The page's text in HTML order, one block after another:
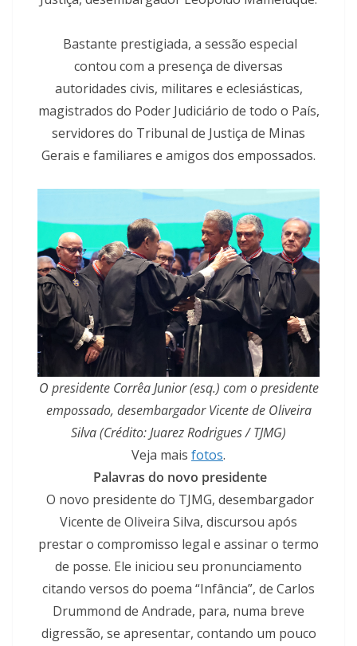
Bastante prestigiada, a sessão especial
contou com a presença de diversas
autoridades civis, militares e eclesiásticas,
magistrados do Poder Judiciário de todo o País,
servidores do Tribunal de Justiça de Minas
Gerais e familiares e amigos dos empossados.
O presidente Corrêa Junior (esq.) com o presidente
empossado, desembargador Vicente de Oliveira
Silva (Crédito: Juarez Rodrigues / TJMG)
Veja mais fotos.
Palavras do novo presidente
O novo presidente do TJMG, desembargador
Vicente de Oliveira Silva, discursou após
prestar o compromisso legal e assinar o termo
de posse. Ele iniciou seu pronunciamento
citando versos do poema “Infância”, de Carlos
Drummond de Andrade, para, numa breve
digressão, se apresentar, contando um pouco